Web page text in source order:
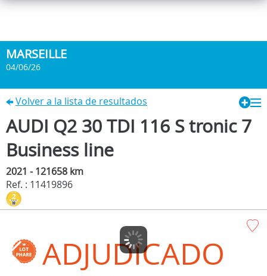
MARSEILLE
04/06/26
Volver a la lista de resultados
AUDI Q2 30 TDI 116 S tronic 7
Business line
2021 - 121658 km
Ref. : 11419896
ADJUDICADO